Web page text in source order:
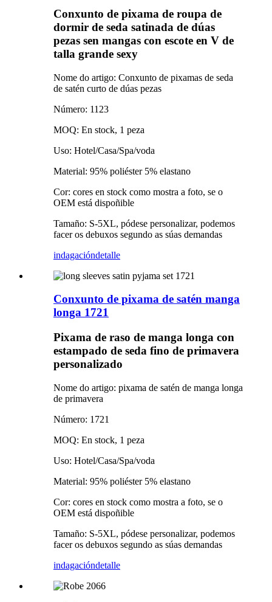
Conxunto de pixama de roupa de
dormir de seda satinada de dúas
pezas sen mangas con escote en V de
talla grande sexy
Nome do artigo: Conxunto de pixamas de seda
de satén curto de dúas pezas
Número: 1123
MOQ: En stock, 1 peza
Uso: Hotel/Casa/Spa/voda
Material: 95% poliéster 5% elastano
Cor: cores en stock como mostra a foto, se o
OEM está dispoñible
Tamaño: S-5XL, pódese personalizar, podemos
facer os debuxos segundo as súas demandas
indagacióndetalle
Conxunto de pixama de satén manga
longa 1721
Pixama de raso de manga longa con
estampado de seda fino de primavera
personalizado
Nome do artigo: pixama de satén de manga longa
de primavera
Número: 1721
MOQ: En stock, 1 peza
Uso: Hotel/Casa/Spa/voda
Material: 95% poliéster 5% elastano
Cor: cores en stock como mostra a foto, se o
OEM está dispoñible
Tamaño: S-5XL, pódese personalizar, podemos
facer os debuxos segundo as súas demandas
indagacióndetalle